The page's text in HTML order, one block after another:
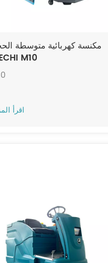
مكنسة كهربائية متوسطة
M10
اقرأ